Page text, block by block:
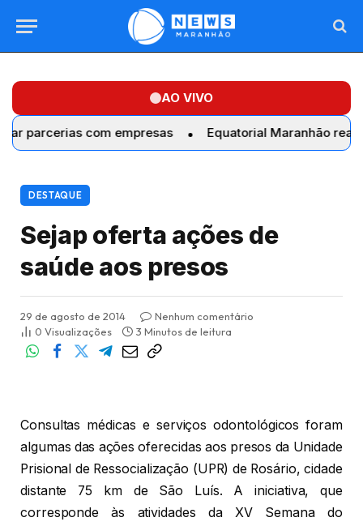
AO VIVO
com empresas Equatorial Maranhão realiza
DESTAQUE
Sejap oferta ações de
saúde aos presos
29 de agosto de 2014
Nenhum comentário
0 Visualizações 3 Minutos de leitura
Consultas médicas e serviços odontológicos foram
algumas das ações oferecidas aos presos da Unidade
Prisional de Ressocialização (UPR) de Rosário, cidade
distante 75 km de São Luís. A iniciativa, que
corresponde às atividades da XV Semana do